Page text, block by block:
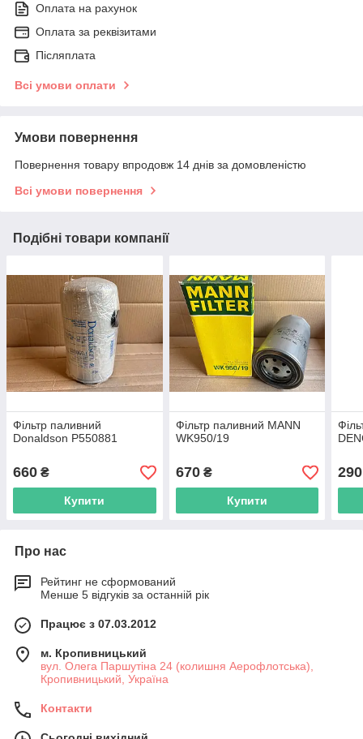
Оплата на рахунок
Оплата за реквізитами
Післяплата
Всі умови оплати
Умови повернення
Повернення товару впродовж 14 днів за домовленістю
Всі умови повернення
Подібні товари компанії
Фільтр паливний
Donaldson P550881
660 ₴
Купити
Фільтр паливний MANN
WK950/19
670₴
Купити
290
Про нас
Рейтинг не сформований
Менше 5 відгуків за останній рік
Працює з 07.03.2012
м. Кропивницький
вул. Олега Паршутіна 24 (колишня Аерофлотська),
Кропивницький, Україна
Контакти